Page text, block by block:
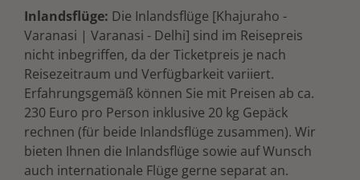
Inlandsflüge: Die Inlandsflüge [Khajuraho -
Varanasi | Varanasi - Delhi] sind im Reisepreis
nicht inbegriffen, da der Ticketpreis je nach
Reisezeitraum und Verfügbarkeit variiert.
Erfahrungsgemäß können Sie mit Preisen ab ca.
230 Euro pro Person inklusive 20 kg Gepäck
rechnen (für beide Inlandsflüge zusammen). Wir
bieten Ihnen die Inlandsflüge sowie auf Wunsch
auch internationale Flüge gerne separat an.